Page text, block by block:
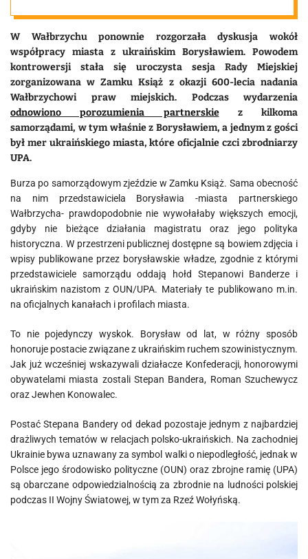
W Wałbrzychu ponownie rozgorzała dyskusja wokół
współpracy miasta z ukraińskim Borysławiem. Powodem
kontrowersji stała się uroczysta sesja Rady Miejskiej
zorganizowana w Zamku Książ z okazji 600-lecia nadania
Wałbrzychowi praw miejskich. Podczas wydarzenia
odnowiono porozumienia partnerskiez kilkoma
samorządami, w tym właśnie z Borysławiem, a jednym z gości
był mer ukraińskiego miasta, które oficjalnie czci zbrodniarzy
UPA.
Burza po samorządowym zjeździe w Zamku Książ. Sama obecność
na nim przedstawiciela Borysławia -miasta partnerskiego
Wałbrzycha- prawdopodobnie nie wywołałaby większych emocji,
gdyby nie bieżące działania magistratu oraz jego polityka
historyczna. W przestrzeni publicznej dostępne są bowiem zdjęcia i
wpisy publikowane przez borysławskie władze, zgodnie z którymi
przedstawiciele samorządu oddają hołd Stepanowi Banderze i
ukraińskim nazistom z OUN/UPA. Materiały te publikowano m.in.
na oficjalnych kanałach i profilach miasta.
To nie pojedynczy wyskok. Borysław od lat, w różny sposób
honoruje postacie związane z ukraińskim ruchem szowinistycznym.
Jak już wcześniej wskazywali działacze Konfederacji, honorowymi
obywatelami miasta zostali Stepan Bandera, Roman Szuchewycz
oraz Jewhen Konowalec.
Postać Stepana Bandery od dekad pozostaje jednym z najbardziej
drażliwych tematów w relacjach polsko-ukraińskich. Na zachodniej
Ukrainie bywa uznawany za symbol walki o niepodległość, jednak w
Polsce jego środowisko polityczne (OUN) oraz zbrojne ramię (UPA)
są obarczane odpowiedzialnością za zbrodnie na ludności polskiej
podczas II Wojny Światowej, w tym za Rzeź Wołyńską.